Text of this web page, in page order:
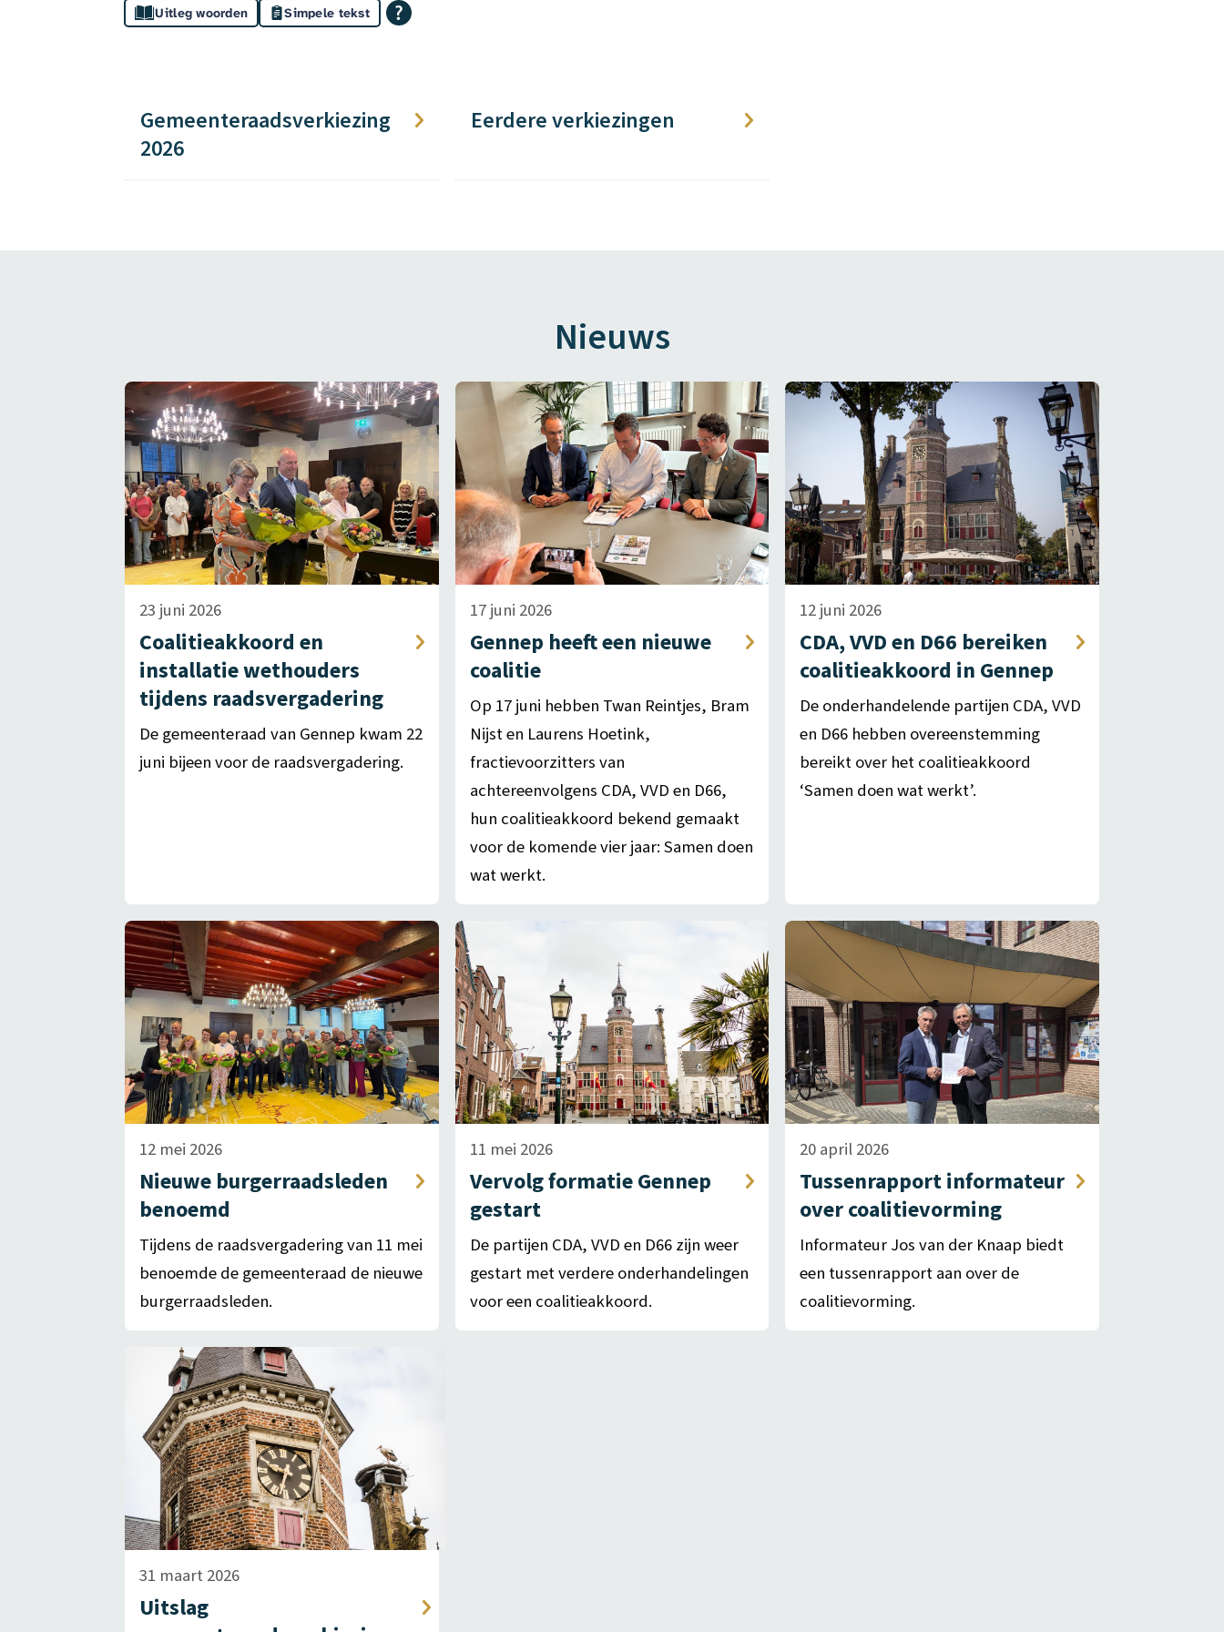
AssistentieUitleg woorden Simpele tekst
Gemeenteraadsverkiezing
2026
Eerdere verkiezingen
Nieuws
Coalitieakkoord en
installatie wethouders
tijdens raadsvergadering
23 juni 2026
De gemeenteraad van Gennep kwam 22
juni bijeen voor de raadsvergadering.
Gennep heeft een nieuwe
coalitie
17 juni 2026
Op 17 juni hebben Twan Reintjes, Bram
Nijst en Laurens Hoetink,
fractievoorzitters van
achtereenvolgens CDA, VVD en D66,
hun coalitieakkoord bekend gemaakt
voor de komende vier jaar: Samen doen
wat werkt.
CDA, VVD en D66 bereiken
coalitieakkoord in Gennep
12 juni 2026
De onderhandelende partijen CDA, VVD
en D66 hebben overeenstemming
bereikt over het coalitieakkoord
‘Samen doen wat werkt’.
Nieuwe burgerraadsleden
benoemd
12 mei 2026
Tijdens de raadsvergadering van 11 mei
benoemde de gemeenteraad de nieuwe
burgerraadsleden.
Vervolg formatie Gennep
gestart
11 mei 2026
De partijen CDA, VVD en D66 zijn weer
gestart met verdere onderhandelingen
voor een coalitieakkoord.
Tussenrapport informateur
over coalitievorming
20 april 2026
Informateur Jos van der Knaap biedt
een tussenrapport aan over de
coalitievorming.
Uitslag
31 maart 2026